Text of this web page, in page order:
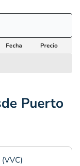
Fecha Precio
Puerto